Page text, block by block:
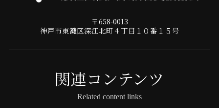
〒658-0013
神戸市東灘区深江北町４丁目１０番１５号
関連コンテンツ
Related content links